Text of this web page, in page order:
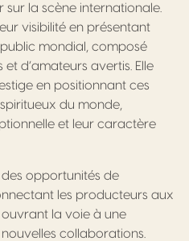
la scène internationale.
visibilité en présentant
mondial, composé
d’amateurs avertis. Elle
en positionnant ces
du monde,
et leur caractère
des opportunités de
les producteurs aux
ouvrant la voie à une
collaborations.